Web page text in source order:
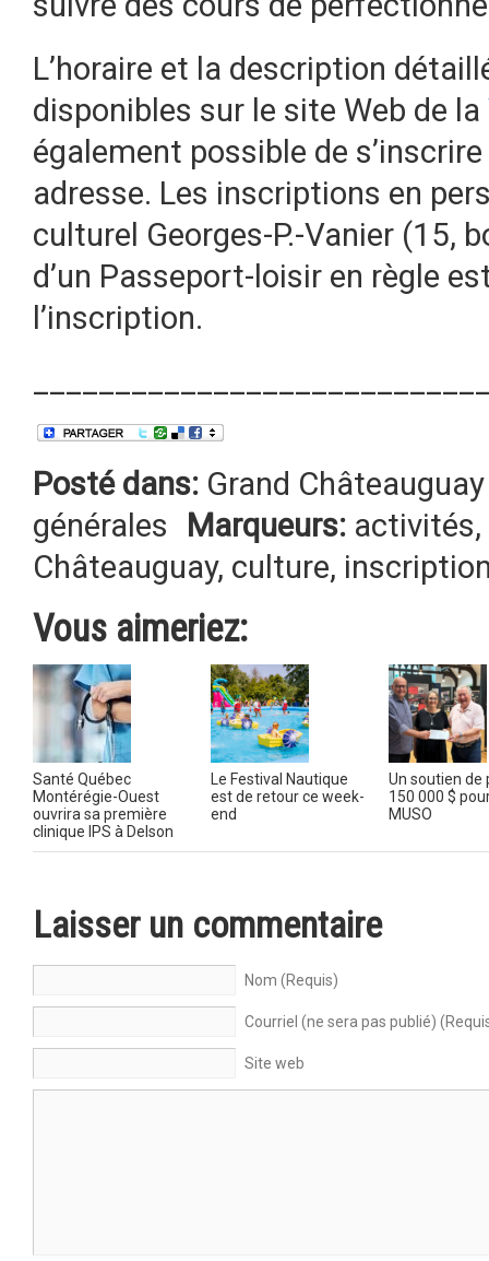
L’horaire et la description
disponibles sur le site Web de la
également possible de
adresse. Les inscriptions en
culturel Georges-P.-Vanier (15,
d’un Passeport-loisir en règle
l’inscription.
Posté dans: Grand
générales
Marqueurs: activités,
Châteauguay, culture,
Vous aimeriez:
Santé Québec
Montérégie-Ouest
ouvrira sa première
clinique IPS à Delson
Le Festival Nautique
est de retour ce week-
end
Un soutien de
150 000 $
MUSO
Laisser un commentaire
Nom (Requis)
Courriel (ne sera pas publié)
Site web